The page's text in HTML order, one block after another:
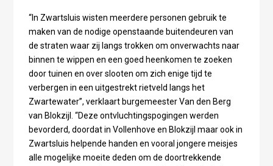
“In Zwartsluis wisten meerdere personen gebruik te
maken van de nodige openstaande buitendeuren van
de straten waar zij langs trokken om onverwachts naar
binnen te wippen en een goed heenkomen te zoeken
door tuinen en over slooten om zich enige tijd te
verbergen in een uitgestrekt rietveld langs het
Zwartewater”, verklaart burgemeester Van den Berg
van Blokzijl. “Deze ontvluchtingspogingen werden
bevorderd, doordat in Vollenhove en Blokzijl maar ook in
Zwartsluis helpende handen en vooral jongere meisjes
alle mogelijke moeite deden om de doortrekkende